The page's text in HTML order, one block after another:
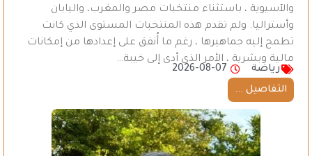
والآسيوية ، باستثناء منتخبات مصر والمغرب، واليابان
وأستراليا. ولم تقدم هذه المنتخبات المستوى الذي كانت
تطمح إليه جماهيرها ، رغم ما أُنفق على إعدادها من إمكانات
مالية وبشرية ، الأمر الذي أدى إلى خيبة…
رياضة
2026-08-07
التفاصيل ...